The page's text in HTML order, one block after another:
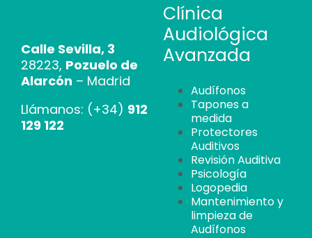
Calle Sevilla, 3
28223, Pozuelo de
Alarcón – Madrid
Llámanos: (+34) 912
129 122
Clínica
Audiológica
Avanzada
Audífonos
Tapones a
medida
Protectores
Auditivos
Revisión Auditiva
Psicología
Logopedia
Mantenimiento y
limpieza de
Audífonos